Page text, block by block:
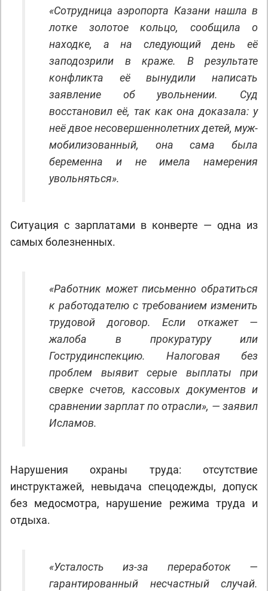
«Сотрудница аэропорта Казани нашла в
лотке золотое кольцо, сообщила о
находке, а на следующий день её
заподозрили в краже. В результате
конфликта её вынудили написать
заявление об увольнении. Суд
восстановил её, так как она доказала: у
неё двое несовершеннолетних детей, муж-
мобилизованный, она сама была
беременна и не имела намерения
увольняться».
Ситуация с зарплатами в конверте — одна из
самых болезненных.
«Работник может письменно обратиться
к работодателю с требованием изменить
трудовой договор. Если откажет —
жалоба в прокуратуру или
Гострудинспекцию. Налоговая без
проблем выявит серые выплаты при
сверке счетов, кассовых документов и
сравнении зарплат по отрасли», — заявил
Исламов.
Нарушения охраны труда: отсутствие
инструктажей, невыдача спецодежды, допуск
без медосмотра, нарушение режима труда и
отдыха.
«Усталость из-за переработок —
гарантированный несчастный случай.